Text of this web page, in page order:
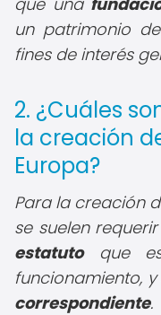
un patrimonio
fines de interés
2. ¿Cuáles
la creación
Europa?
Para la creación
se suelen
estatutoque
funcionamiento, y
correspondiente.